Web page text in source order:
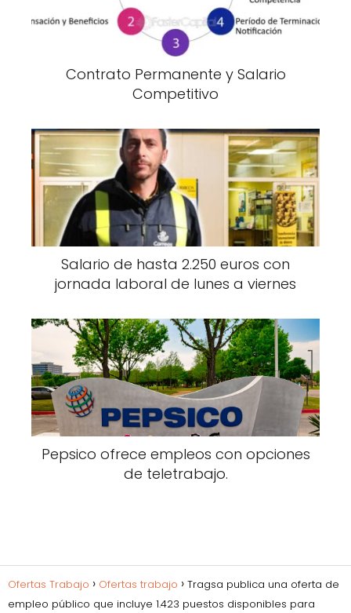
Contrato Permanente y Salario
Competitivo
Salario de hasta 2.250 euros con
jornada laboral de lunes a viernes
Pepsico ofrece empleos con opciones
de teletrabajo.
Ofertas Trabajo Ofertas trabajo
Tragsa publica una oferta de
empleo público que incluye 1.423 puestos disponibles para